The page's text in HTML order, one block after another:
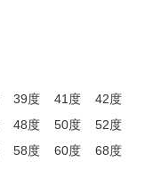
39度 41度
42度
48度 50度
52度
58度 60度 68度